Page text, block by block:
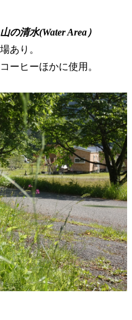
水(Water Area）
あり。
ーヒーほかに使用。